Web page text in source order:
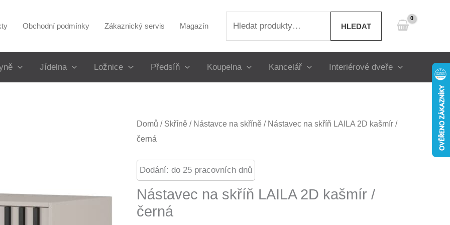
Obchodní podmínky Zákaznický servis Magazín HLEDAT
Jídelna Ložnice Předsíň Koupelna Kancelář Interiérové dveře
Domů / Skříně / Nástavce na skříně / Nástavec na skříň LAILA 2D kašmír /
černá
Dodání: do 25 pracovních dnů
Nástavec na skříň LAILA 2D kašmír /
černá